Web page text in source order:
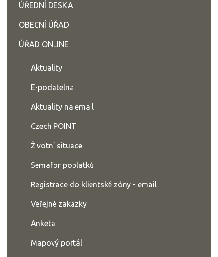
ÚŘEDNÍ DESKA
OBECNÍ ÚŘAD
ÚŘAD ONLINE
Aktuality
E-podatelna
Aktuality na email
Czech POINT
Životní situace
Semafor poplatků
Registrace do klientské zóny - email
Veřejné zakázky
Anketa
Mapový portál